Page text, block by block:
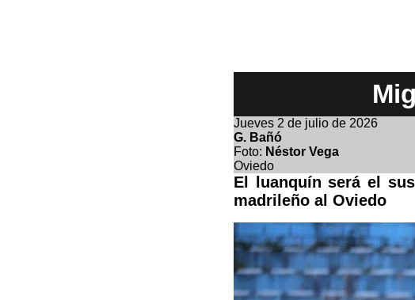
Jueves 2 de julio de 2026
G. Bañó
Foto: Néstor Vega
Oviedo
El luanquín será el
madrileño al Oviedo